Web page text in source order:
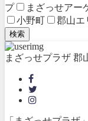
プ
まざっせアー
小野町
郡山エ
検索
まざっせプラザ 郡